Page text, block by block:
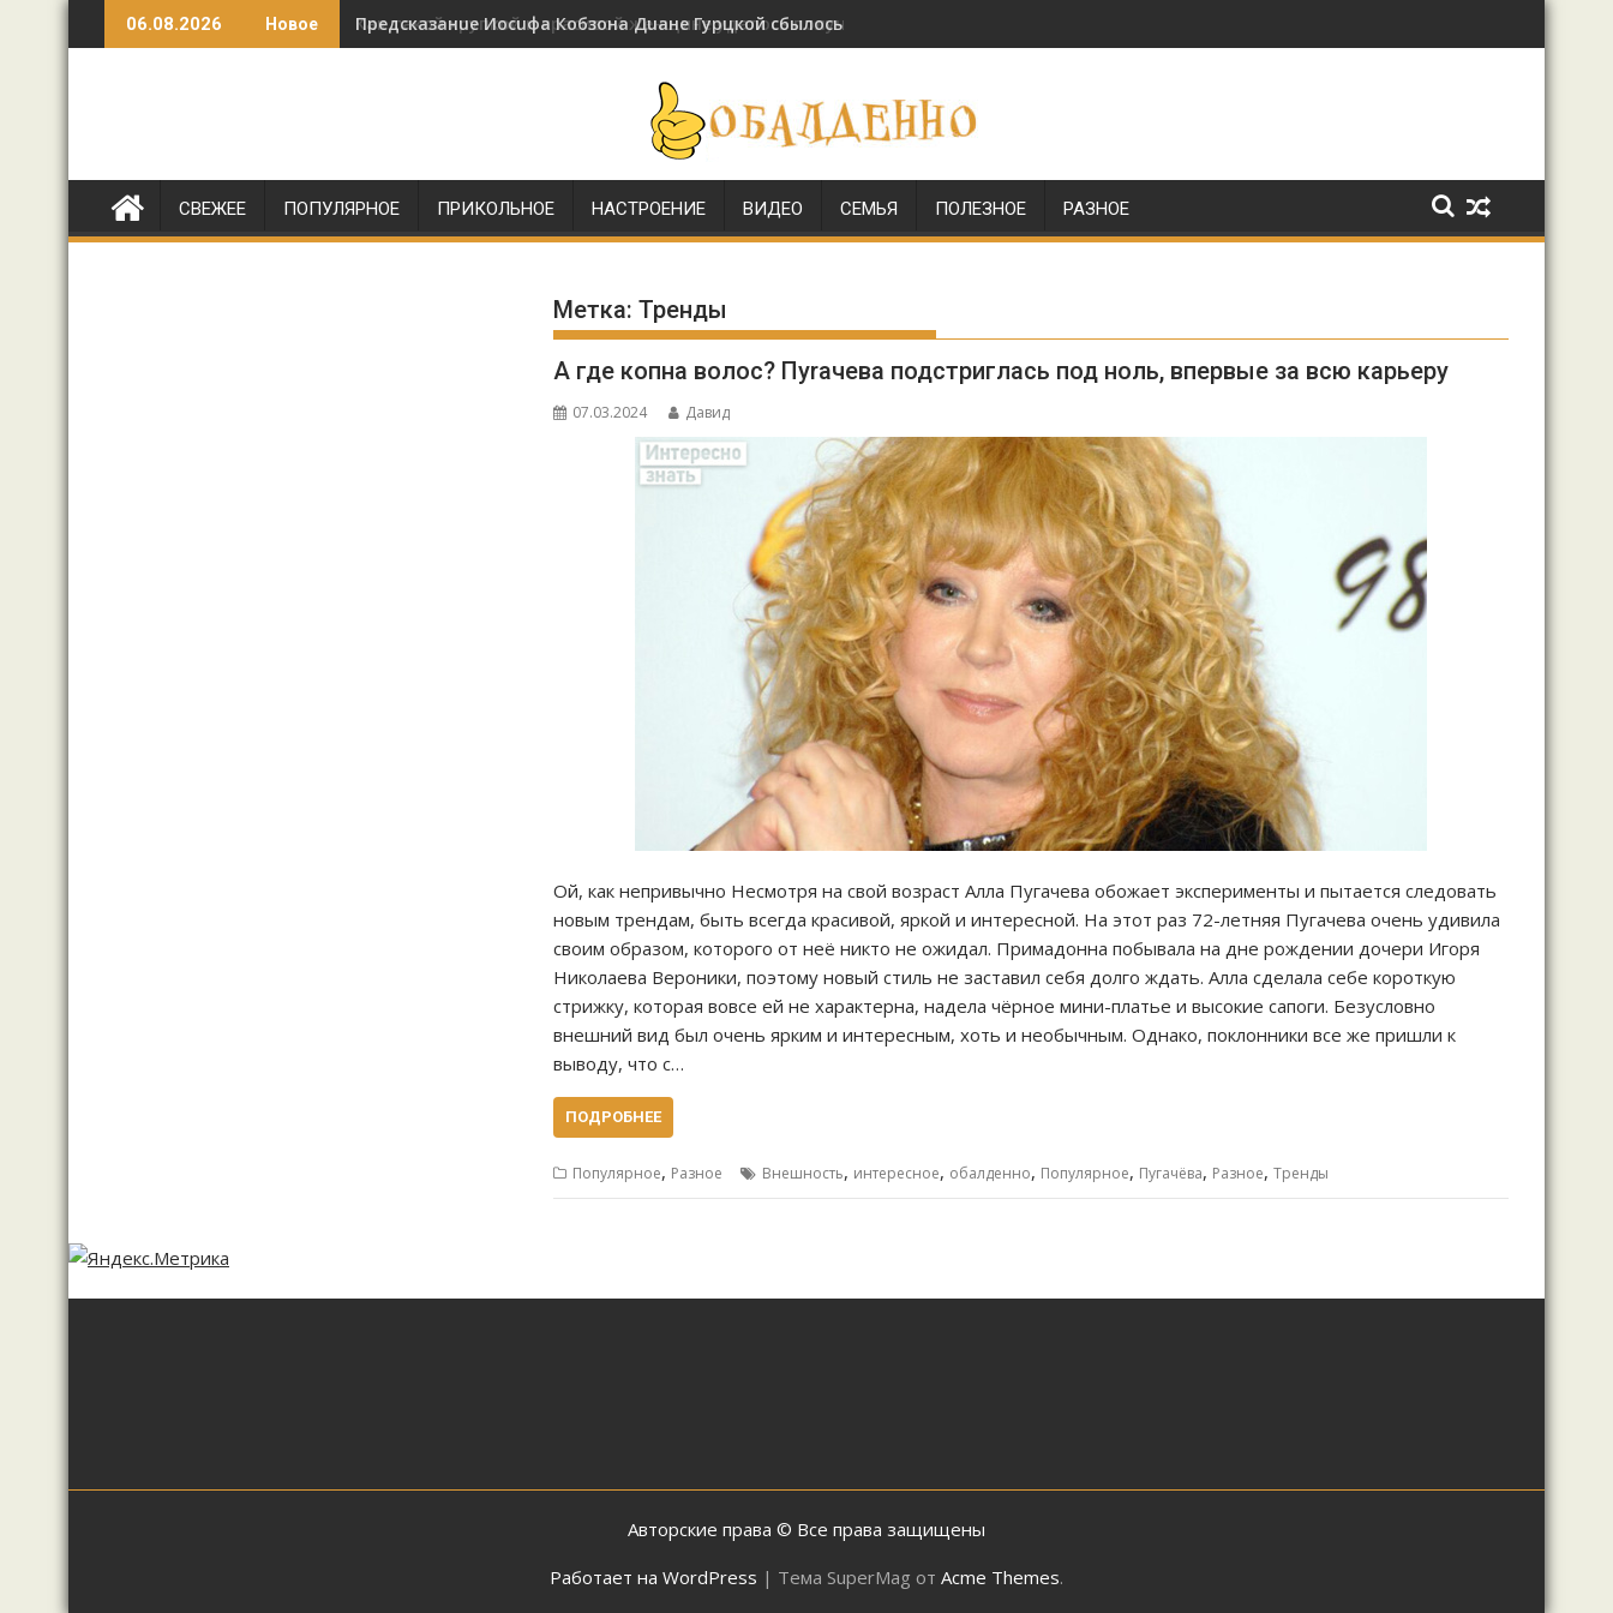
Перейти
к
06.08.2026 Новое Предсказанuе Иосuфа Кобзона Дuане Гурцкой сбылось через 18 лет после ее свадьбы.
Как такой хрупкой и красивой женщине удалось получить звание генерала МВД: Ирина Волк
СВЕЖЕЕ ПОПУЛЯРНОЕ ПРИКОЛЬНОЕ НАСТРОЕНИЕ ВИДЕО СЕМЬЯ ПОЛЕЗНОЕ РАЗНОЕ
Метка:Тренды
А где копна волос? Пуrачева подстриглась под ноль, впервые за всю карьеру
07.03.2024 Давид
Ой, как непривычно Несмотря на свой возраст Алла Пугачева обожает эксперименты и пытается следовать
новым трендам, быть всегда красивой, яркой и интересной. На этот раз 72-летняя Пугачева очень удивила
своим образом, которого от неё никто не ожидал. Примадонна побывала на дне рождении дочери Игоря
Николаева Вероники, поэтому новый стиль не заставил себя долго ждать. Алла сделала себе короткую
стрижку, которая вовсе ей не характерна, надела чёрное мини-платье и высокие сапоги. Безусловно
внешний вид был очень ярким и интересным, хоть и необычным. Однако, поклонники все же пришли к
выводу, что с…
ПОДРОБНЕЕ
Популярное, Разное Внешность, интересное, обалденно, Популярное, Пугачёва, Разное,Тренды
Авторские права © Все права защищены
Работает на WordPress | Тема SuperMag от Acme Themes.